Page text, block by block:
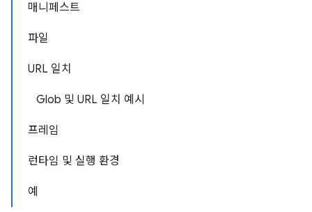
매니페스트
파일
URL 일치
Glob 및 URL 일치 예시
프레임
런타임 및 실행 환경
예